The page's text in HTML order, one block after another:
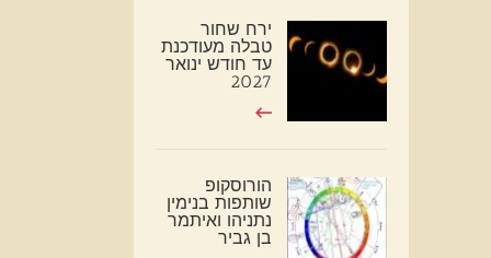
ירח שחור
טבלה מעודכנת
עד חודש ינואר
2027
הורוסקופ
שותפות בנימין
נתניהו ואיתמר
בן גביר